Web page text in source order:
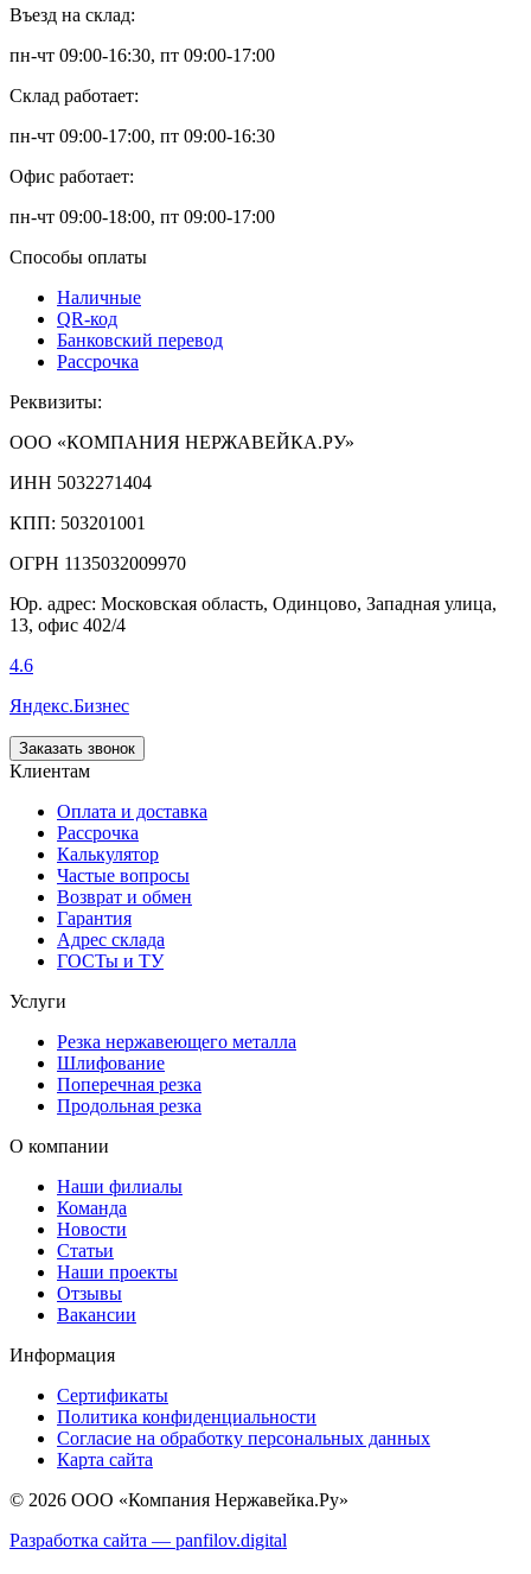
Въезд на склад:
пн-чт 09:00-16:30, пт 09:00-17:00
Склад работает:
пн-чт 09:00-17:00, пт 09:00-16:30
Офис работает:
пн-чт 09:00-18:00, пт 09:00-17:00
Способы оплаты
Наличные
QR-код
Банковский перевод
Рассрочка
Реквизиты:
ООО «КОМПАНИЯ НЕРЖАВЕЙКА.РУ»
ИНН 5032271404
КПП: 503201001
ОГРН 1135032009970
Юр. адрес: Московская область, Одинцово, Западная улица,
13, офис 402/4
4.6
Яндекс.Бизнес
Заказать звонок
Клиентам
Оплата и доставка
Рассрочка
Калькулятор
Частые вопросы
Возврат и обмен
Гарантия
Адрес склада
ГОСТы и ТУ
Услуги
Резка нержавеющего металла
Шлифование
Поперечная резка
Продольная резка
О компании
Наши филиалы
Команда
Новости
Статьи
Наши проекты
Отзывы
Вакансии
Информация
Сертификаты
Политика конфиденциальности
Согласие на обработку персональных данных
Карта сайта
© 2026 ООО «Компания Нержавейка.Ру»
Разработка сайта — panfilov.digital